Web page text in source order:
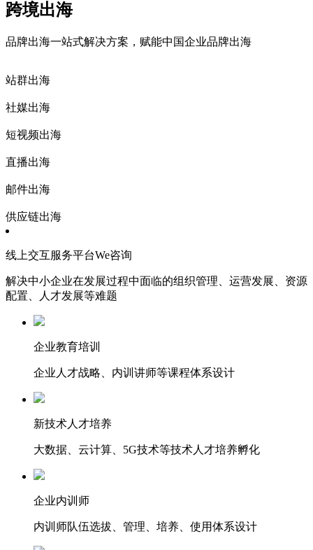
跨境出海
品牌出海一站式解决方案，赋能中国企业品牌出海
站群出海
社媒出海
短视频出海
直播出海
邮件出海
供应链出海
线上交互服务平台We咨询
解决中小企业在发展过程中面临的组织管理、运营发展、资源
配置、人才发展等难题
企业教育培训
企业人才战略、内训讲师等课程体系设计
新技术人才培养
大数据、云计算、5G技术等技术人才培养孵化
企业内训师
内训师队伍选拔、管理、培养、使用体系设计